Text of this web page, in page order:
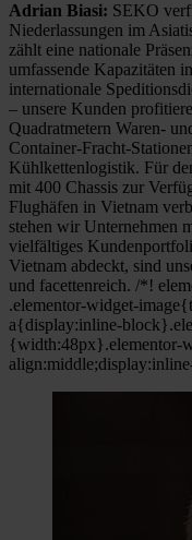
Adrian Biasi: SEKO
Niederlassungen im
zählt eine nationale
umfassende Kapazitäten
internationale
– unsere Kunden
Quadratmetern Waren-
Container-Fracht-
Kühlkettenlogistik. Für
mit 400 Chassis zur
Flughäfen in Vietnam
stehen wir Unternehmen
vielfältiges
Vietnam abdeckt, sind
und facettenreich. /*!
.elementor-widget-
a{display:inline-
{width:48px}.elementor-